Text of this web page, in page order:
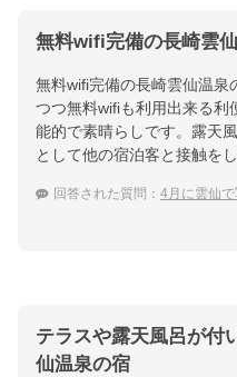
無料wifi完備の長崎雲
無料wifi完備の長崎雲仙温泉
つつ無料wifiも利用出来る利
能的で素晴らしです。露天
として他の宿泊客と接触を
回答された質問： 4月に雲仙
テラスや露天風呂が付
仙温泉の宿